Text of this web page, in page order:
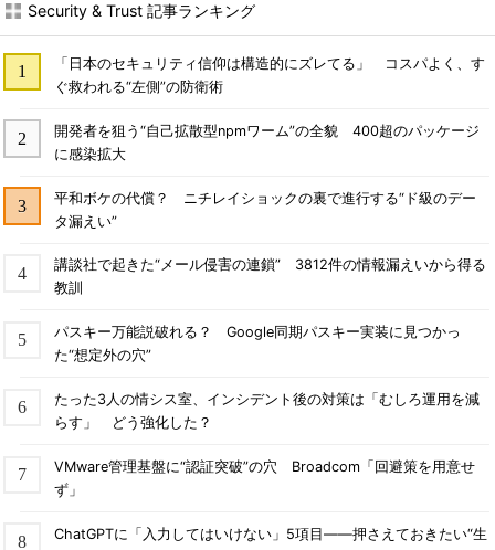
Security & Trust 記事ランキング
「日本のセキュリティ信仰は構造的にズレてる」 コスパよく、す
ぐ救われる“左側”の防衛術
開発者を狙う“自己拡散型npmワーム”の全貌 400超のパッケージ
に感染拡大
平和ボケの代償？ ニチレイショックの裏で進行する“ド級のデー
タ漏えい”
講談社で起きた“メール侵害の連鎖” 3812件の情報漏えいから得る
教訓
パスキー万能説破れる？ Google同期パスキー実装に見つかっ
た“想定外の穴”
たった3人の情シス室、インシデント後の対策は「むしろ運用を減
らす」 どう強化した？
VMware管理基盤に“認証突破”の穴 Broadcom「回避策を用意せ
ず」
ChatGPTに「入力してはいけない」5項目――押さえておきたい“生